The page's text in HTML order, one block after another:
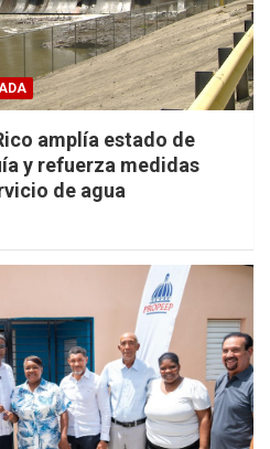
amplía estado de
y refuerza medidas
de agua